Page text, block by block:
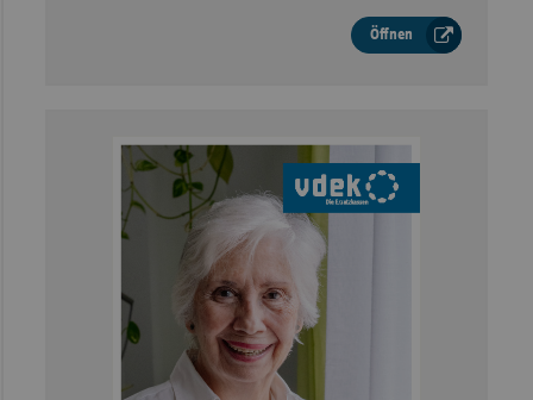
Öffnen